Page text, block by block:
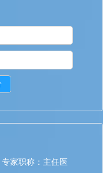
家职称：主任医